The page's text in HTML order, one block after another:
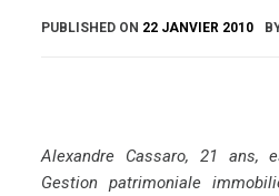
PUBLISHED ON 22 JANVIER 2010
Alexandre Cassaro, 21 ans,
Gestion patrimoniale